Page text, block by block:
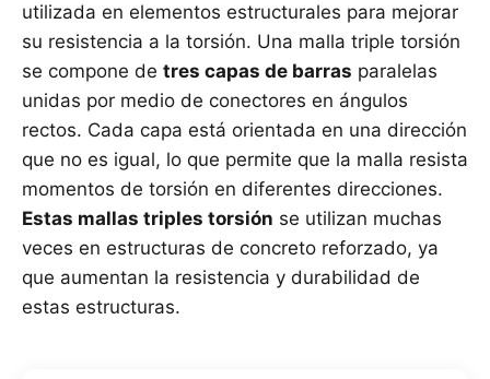
utilizada en elementos estructurales para mejorar
su resistencia a la torsión. Una malla triple torsión
se compone de tres capas de barras paralelas
unidas por medio de conectores en ángulos
rectos. Cada capa está orientada en una dirección
que no es igual, lo que permite que la malla resista
momentos de torsión en diferentes direcciones.
Estas mallas triples torsión se utilizan muchas
veces en estructuras de concreto reforzado, ya
que aumentan la resistencia y durabilidad de
estas estructuras.